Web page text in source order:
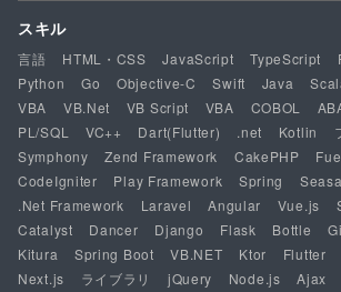
スキル
言語 HTML・CSS JavaScript TypeScript
Python
Go Objective-C Swift Java
VBA
VB.Net VB Script VBA COBOL
PL/SQL
VC++ Dart(Flutter) .net Kotlin
Symphony
Zend Framework CakePHP
CodeIgniter
Play Framework Spring
.Net Framework
Laravel Angular Vue.js
Catalyst
Dancer Django Flask Bottle
Kitura
Spring Boot VB.NET Ktor Flutter
Next.js
ライブラリ jQuery Node.js Ajax